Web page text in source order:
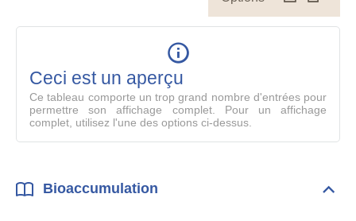
le
Ceci est un aperçu
Ce tableau comporte un trop grand nombre d'entrées pour
permettre son affichage complet. Pour un affichage
complet, utilisez l'une des options ci-dessus.
Bioaccumulation